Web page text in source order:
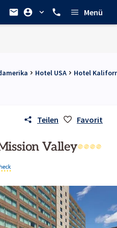
Menü
Hotel USA Hotel
Teilen Favorit
Valley